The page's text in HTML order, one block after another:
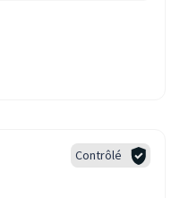
Contrôlé